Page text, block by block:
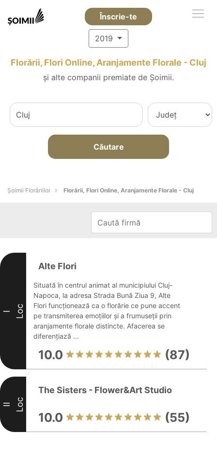
Înscrie-te
2019
Florării, Flori Online, Aranjamente Florale - Cluj
și alte companii premiate de Șoimii.
Căutare
Șoimii Florăriilor Florării, Flori Online, Aranjamente Florale - Cluj
I Loc
Alte Flori
Situată în centrul animat al municipiului Cluj-
Napoca, la adresa Strada Bună Ziua 9, Alte
Flori funcționează ca o florărie ce pune accent
pe transmiterea emoțiilor și a frumuseții prin
aranjamente florale distincte. Afacerea se
diferențiază ...
10.0 (87)
II Loc
The Sisters - Flower&Art Studio
10.0 (55)